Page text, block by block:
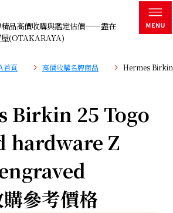
精品高價收購與鑑定估價——盡在
(OTAKARAYA)
首頁 高價收購名牌商品 Hermes
Birkin 25 Togo
hardware Z
參考價格